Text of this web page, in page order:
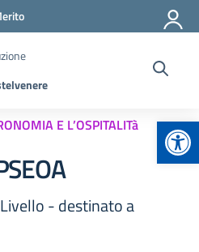
E L’OSPITALITà
- destinato a